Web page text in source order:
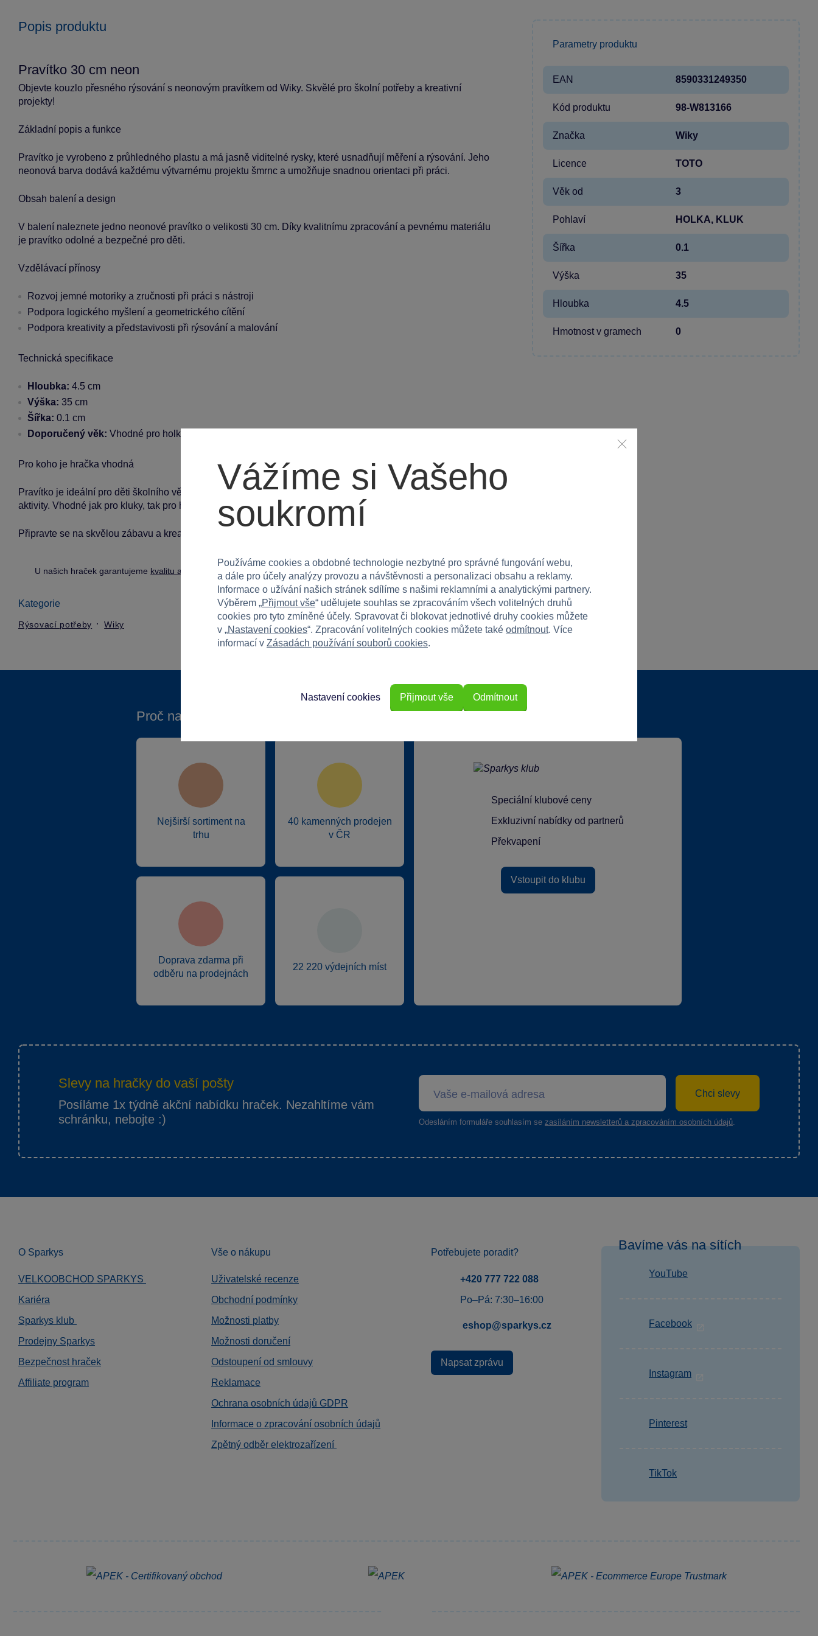
Popis produktu
Pravítko 30 cm neon
Objevte kouzlo přesného rýsování s neonovým pravítkem od Wiky. Skvělé pro školní potřeby a kreativní
projekty!
Základní popis a funkce
Pravítko je vyrobeno z průhledného plastu a má jasně viditelné rysky, které usnadňují měření a rýsování. Jeho
neonová barva dodává každému výtvarnému projektu šmrnc a umožňuje snadnou orientaci při práci.
Obsah balení a design
V balení naleznete jedno neonové pravítko o velikosti 30 cm. Díky kvalitnímu zpracování a pevnému materiálu
je pravítko odolné a bezpečné pro děti.
Vzdělávací přínosy
Rozvoj jemné motoriky a zručnosti při práci s nástroji
Podpora logického myšlení a geometrického cítění
Podpora kreativity a představivosti při rýsování a malování
Technická specifikace
Hloubka: 4.5 cm
Výška: 35 cm
Šířka: 0.1 cm
Doporučený věk: Vhodné pro holky i kluky
Pro koho je hračka vhodná
Pravítko je ideální pro děti školního věku, které potřebují spolehlivou pomůcku pro geografické a výtvarné
aktivity. Vhodné jak pro kluky, tak pro holky!
Připravte se na skvělou zábavu a kreativní chvíle s pravítkem od Wiky, které udělá z každého rýsování radost!
U našich hraček garantujeme kvalitu a bezpečnost.
Kategorie
Rýsovací potřeby Wiky
Parametry produktu
EAN 8590331249350
Kód produktu 98-W813166
Značka Wiky
Licence TOTO
Věk od 3
Pohlaví HOLKA, KLUK
Šířka 0.1
Výška 35
Hloubka 4.5
Hmotnost v gramech 0
Proč nakupovat ve Sparkys?
Nejširší sortiment na
trhu
40 kamenných prodejen
v ČR
Doprava zdarma při
odběru na prodejnách
22 220 výdejních míst
Speciální klubové ceny
Exkluzivní nabídky od partnerů
Překvapení
Vstoupit do klubu
Slevy na hračky do vaší pošty
Posíláme 1x týdně akční nabídku hraček. Nezahltíme vám
schránku, nebojte :)
Chci slevy
Odesláním formuláře souhlasím se zasíláním newsletterů a zpracováním osobních údajů
O Sparkys
VELKOOBCHOD SPARKYS
Kariéra
Sparkys klub
Prodejny Sparkys
Bezpečnost hraček
Affiliate program
Vše o nákupu
Uživatelské recenze
Obchodní podmínky
Možnosti platby
Možnosti doručení
Odstoupení od smlouvy
Reklamace
Ochrana osobních údajů GDPR
Informace o zpracování osobních údajů
Zpětný odběr elektrozařízení
Potřebujete poradit?
+420 777 722 088
Po–Pá: 7:30–16:00
eshop@sparkys.cz
Napsat zprávu
Bavíme vás na sítích
YouTube
Facebook
Instagram
Pinterest
TikTok
Vážíme si Vašeho
soukromí
Používáme cookies a obdobné technologie nezbytné pro správné fungování webu,
a dále pro účely analýzy provozu a návštěvnosti a personalizaci obsahu a reklamy.
Informace o užívání našich stránek sdílíme s našimi reklamními a analytickými partnery.
Výběrem „Přijmout vše“ udělujete souhlas se zpracováním všech volitelných druhů
cookies pro tyto zmíněné účely. Spravovat či blokovat jednotlivé druhy cookies můžete
v „Nastavení cookies“. Zpracování volitelných cookies můžete také odmítnout. Více
informací v Zásadách používání souborů cookies.
Odmítnout
Nastavení cookies Přijmout vše